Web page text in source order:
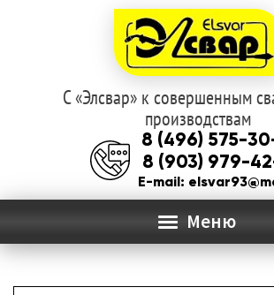
Перейти
к
навигации
Перейти
к
содержимому
С «Элсвар» к совершенным
производствам
8 (496) 575-
8 (903) 979-
E-mail:
Меню